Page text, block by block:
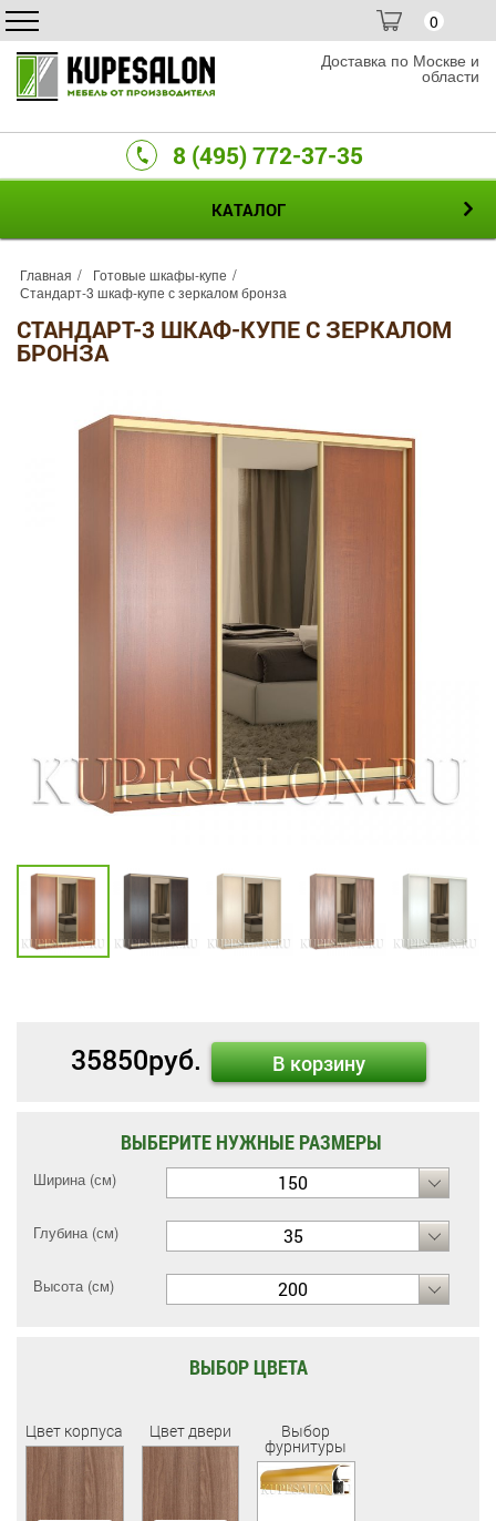
0
Доставка по Москве и
области
8 (495) 772-37-35
КАТАЛОГ
Главная
Готовые шкафы-купе
Стандарт-3 шкаф-купе с зеркалом бронза
СТАНДАРТ-3 ШКАФ-КУПЕ С ЗЕРКАЛОМ
БРОНЗА
35850руб. В корзину
ВЫБЕРИТЕ НУЖНЫЕ РАЗМЕРЫ
Ширина (см) 150
Глубина (см) 35
Высота (см) 200
ВЫБОР ЦВЕТА
Цвет корпуса Цвет двери Выбор
фурнитуры